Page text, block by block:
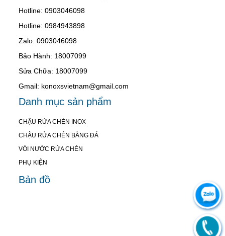
Hotline: 0903046098
Hotline: 0984943898
Zalo: 0903046098
Bảo Hành: 18007099
Sửa Chữa: 18007099
Gmail: konoxsvietnam@gmail.com
Danh mục sản phẩm
CHẬU RỬA CHÉN INOX
CHẬU RỬA CHÉN BẰNG ĐÁ
VÒI NƯỚC RỬA CHÉN
PHỤ KIỆN
Bản đồ